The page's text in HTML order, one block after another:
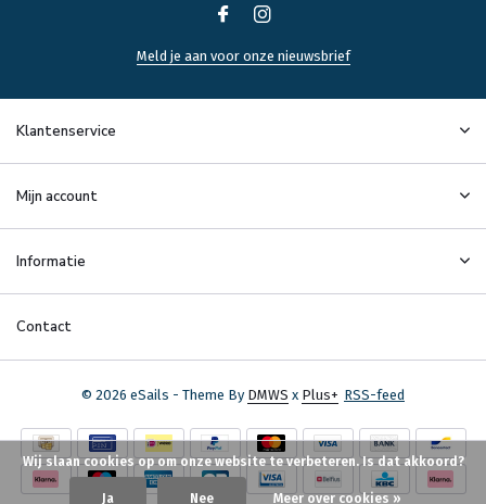
Meld je aan voor onze nieuwsbrief
Klantenservice
Mijn account
Informatie
Contact
© 2026 eSails - Theme By DMWS x Plus+ RSS-feed
Wij slaan cookies op om onze website te verbeteren. Is dat akkoord?
Ja Nee Meer over cookies »